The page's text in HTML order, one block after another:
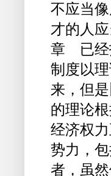
不应当
才的人
章 已经
制度以
来，但
的理论
经济权
势力，
者，虽